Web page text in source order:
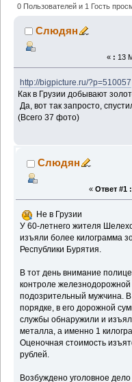
(Прочитано 1912 раз)
0 Пользователей и 1 Гость
Слюдян
« : 13
http://bigpicture.ru/?p=510057
Как в Грузии добывают
Да, вот так запросто,
(Всего 37 фото)
Слюдян
« Ответ #1 :
Не в Грузии
У 60-летнего жителя
изъяли более килограмма
Республики Бурятия.
В тот день внимание
контроле железнодорожной
подозрительный мужчина.
порядке, в его дорожной
службы обнаружили и
металла, а именно 1
Оценочная стоимость
рублей.
Возбуждено уголовное